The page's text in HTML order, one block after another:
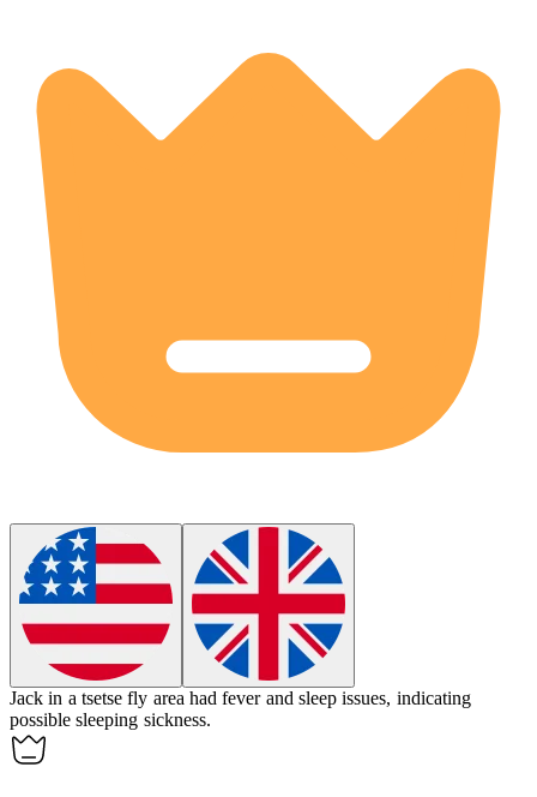
Jack in a tsetse fly area had fever and sleep issues, indicating
possiblesleeping sickness.